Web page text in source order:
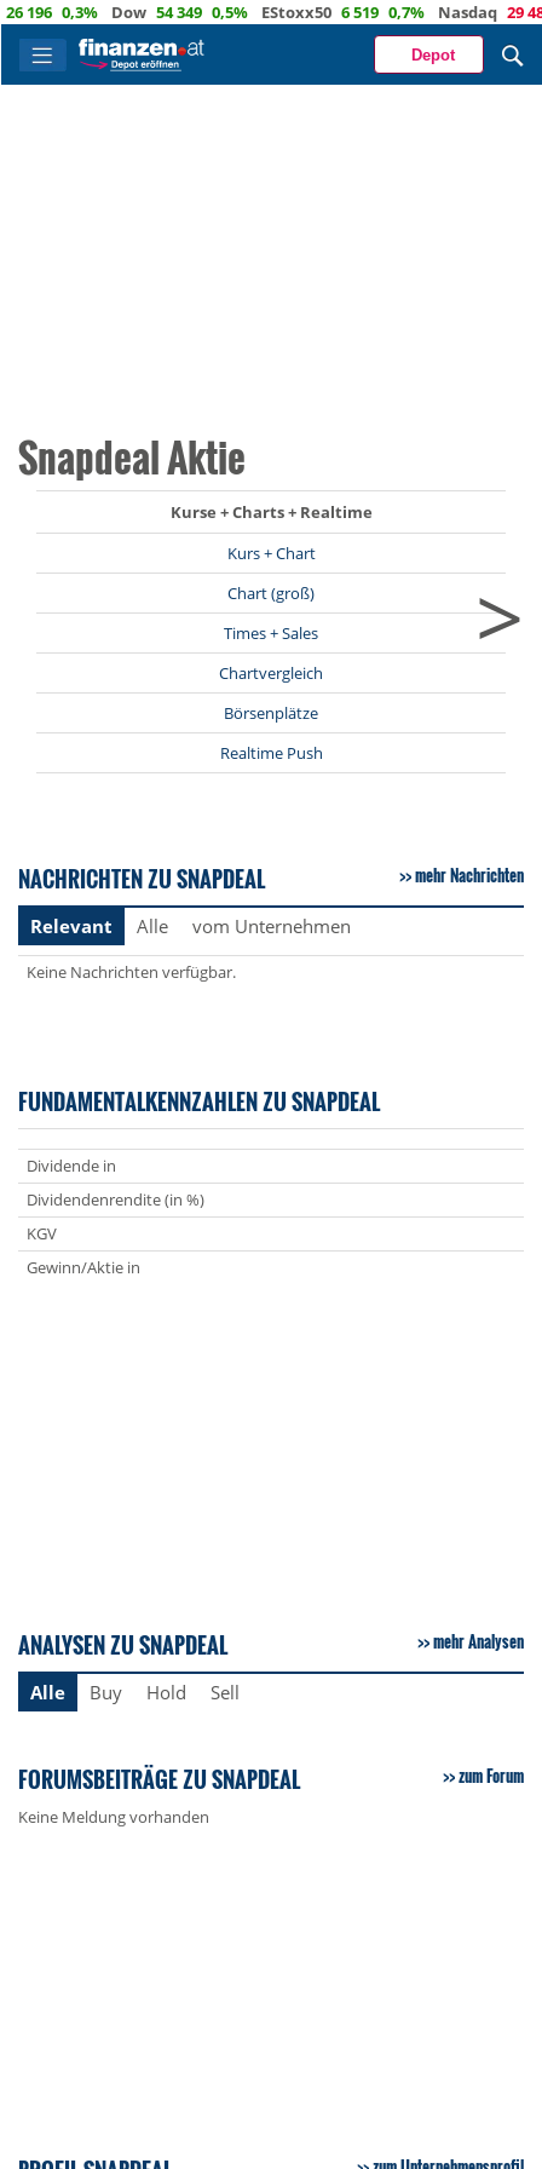
0,3% Dow 54 349 0,5% EStoxx50 6 519 0,7% Nasdaq 29 488 -
Depot
Snapdeal Aktie
Kurse + Charts + Realtime
Kurs + Chart
Chart (groß)
Times + Sales
Chartvergleich
Börsenplätze
Realtime Push
>
NACHRICHTEN ZU SNAPDEAL mehr Nachrichten
Relevant Alle vom Unternehmen
Keine Nachrichten verfügbar.
FUNDAMENTALKENNZAHLEN ZU SNAPDEAL
Dividende in
Dividendenrendite (in %)
KGV
Gewinn/Aktie in
ANALYSEN ZU SNAPDEAL mehr Analysen
Alle Buy Hold Sell
FORUMSBEITRÄGE ZU SNAPDEAL zum Forum
Keine Meldung vorhanden